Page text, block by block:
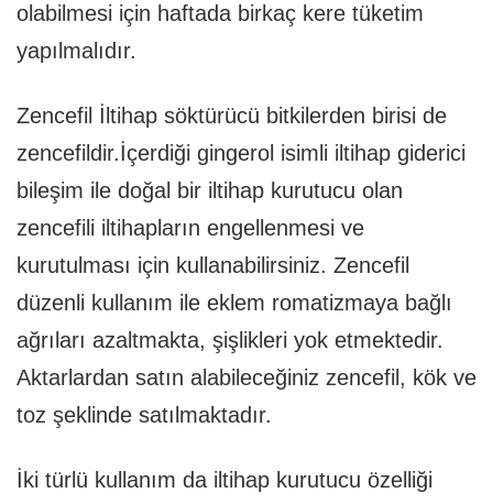
olabilmesi için haftada birkaç kere tüketim
yapılmalıdır.
Zencefil İltihap söktürücü bitkilerden birisi de
zencefildir.İçerdiği gingerol isimli iltihap giderici
bileşim ile doğal bir iltihap kurutucu olan
zencefili iltihapların engellenmesi ve
kurutulması için kullanabilirsiniz. Zencefil
düzenli kullanım ile eklem romatizmaya bağlı
ağrıları azaltmakta, şişlikleri yok etmektedir.
Aktarlardan satın alabileceğiniz zencefil, kök ve
toz şeklinde satılmaktadır.
İki türlü kullanım da iltihap kurutucu özelliği